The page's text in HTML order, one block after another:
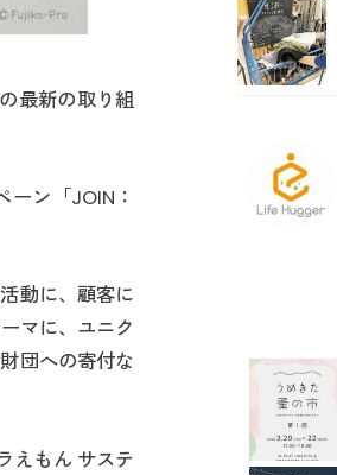
最新の取り組
ーン「JOIN：
動に、顧客に
マに、ユニク
団への寄付な
えもん サステ